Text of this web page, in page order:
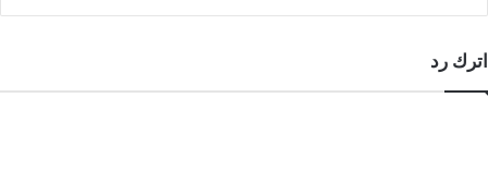
اترك رد